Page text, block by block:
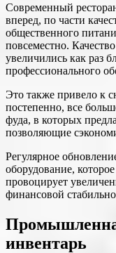
Современный
вперед, по части
общественного
повсеместно.
увеличились как раз
профессионального
Это также привело к
постепенно, все
фуда, в которых
позволяющие
Регулярное
оборудование,
провоцирует
финансовой
инвентарь